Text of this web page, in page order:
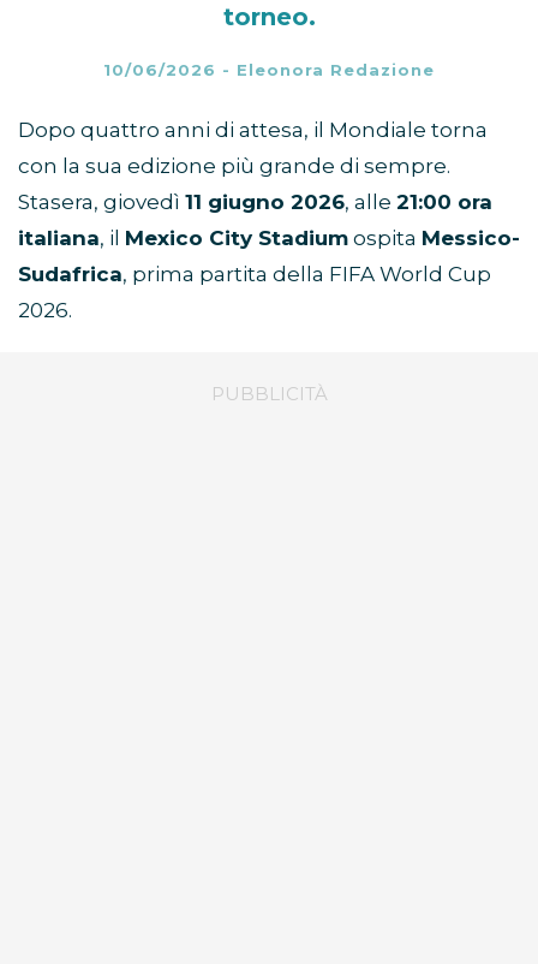
torneo.
10/06/2026 - Eleonora Redazione
Dopo quattro anni di attesa, il Mondiale torna
con la sua edizione più grande di sempre.
Stasera, giovedì 11 giugno 2026, alle 21:00 ora
italiana, il Mexico City Stadium ospita Messico-
Sudafrica, prima partita della FIFA World Cup
2026.